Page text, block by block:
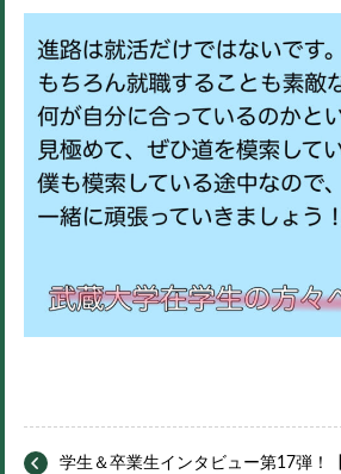
学生＆卒業生インタビュー第17弾！